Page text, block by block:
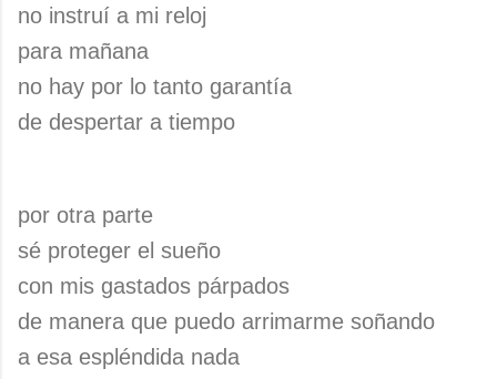
no instruí a mi reloj
para mañana
no hay por lo tanto garantía
de despertar a tiempo
por otra parte
sé proteger el sueño
con mis gastados párpados
de manera que puedo arrimarme soñando
a esa espléndida nada